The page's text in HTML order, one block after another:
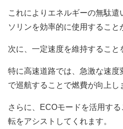
これによりエネルギーの無駄
ソリンを効率的に使用すること
次に、一定速度を維持すること
特に高速道路では、急激な速
で巡航することで燃費が向上し
さらに、ECOモードを活用す
転をアシストしてくれます。